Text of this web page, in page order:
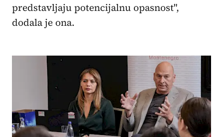
predstavljaju potencijalnu opasnost",
dodala je ona.